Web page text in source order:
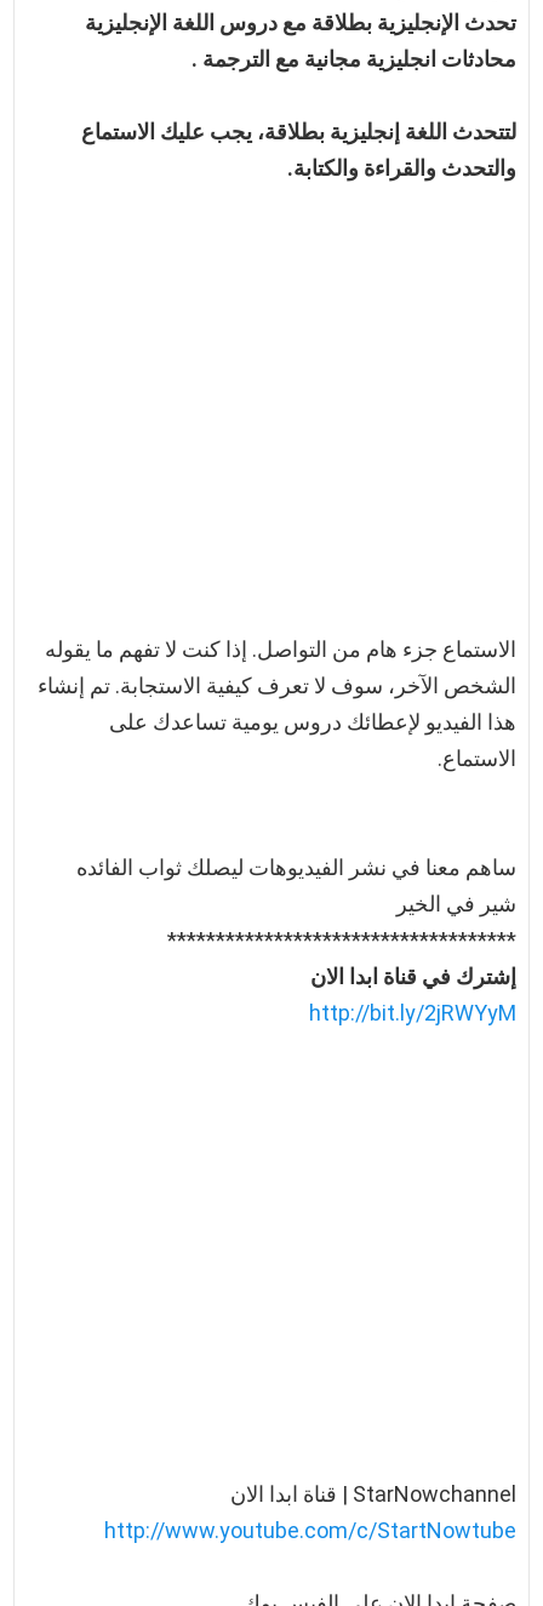
تحدث الإنجليزية بطلاقة مع دروس اللغة الإنجليزية
محادثات انجليزية مجانية مع الترجمة .
لتتحدث اللغة إنجليزية بطلاقة، يجب عليك الاستماع
والتحدث والقراءة والكتابة.
الاستماع جزء هام من التواصل. إذا كنت لا تفهم ما يقوله
الشخص الآخر، سوف لا تعرف كيفية الاستجابة. تم إنشاء
هذا الفيديو لإعطائك دروس يومية تساعدك على
الاستماع.
ساهم معنا في نشر الفيديوهات ليصلك ثواب الفائده
شير في الخير
************************************
إشترك في قناة ابدا الان
http://bit.ly/2jRWYyM
StarNowchannel | قناة ابدا الان
http://www.youtube.com/c/StartNowtube